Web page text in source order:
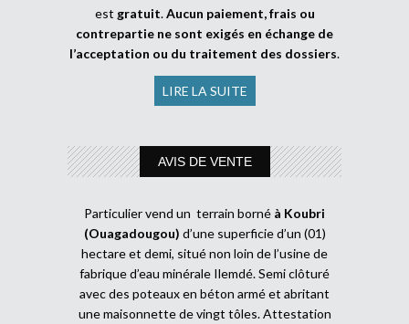
est gratuit.Aucun paiement, frais ou
contrepartie ne sont exigés en échange de
l’acceptation ou du traitement des dossiers.
LIRE LA SUITE
AVIS DE VENTE
Particulier vend un terrain borné à Koubri
(Ouagadougou) d’une superficie d’un (01)
hectare et demi, situé non loin de l’usine de
fabrique d’eau minérale Ilemdé. Semi clôturé
avec des poteaux en béton armé et abritant
une maisonnette de vingt tôles. Attestation